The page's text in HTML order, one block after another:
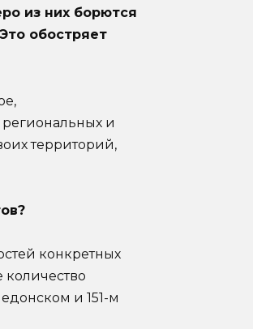
из них борются
обостряет
и
территорий,
конкретных
и 151-м